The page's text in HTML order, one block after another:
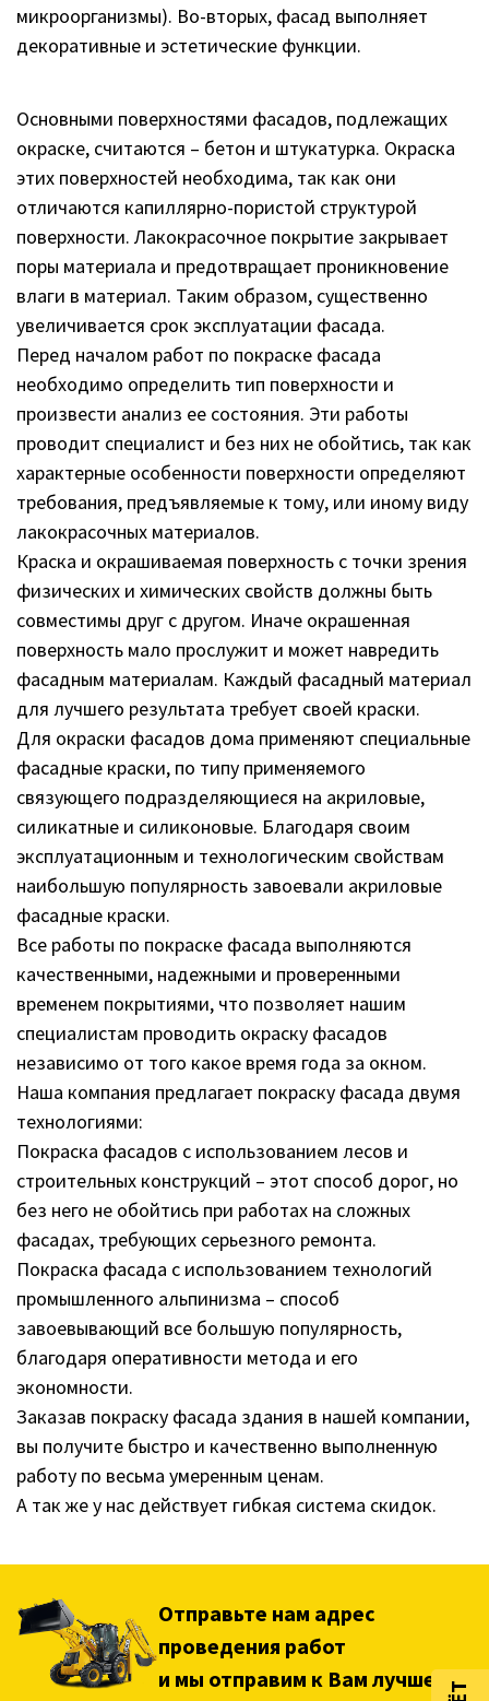
микроорганизмы). Во-вторых, фасад выполняет
декоративные и эстетические функции.
Основными поверхностями фасадов, подлежащих
окраске, считаются – бетон и штукатурка. Окраска
этих поверхностей необходима, так как они
отличаются капиллярно-пористой структурой
поверхности. Лакокрасочное покрытие закрывает
поры материала и предотвращает проникновение
влаги в материал. Таким образом, существенно
увеличивается срок эксплуатации фасада.
Перед началом работ по покраске фасада
необходимо определить тип поверхности и
произвести анализ ее состояния. Эти работы
проводит специалист и без них не обойтись, так как
характерные особенности поверхности определяют
требования, предъявляемые к тому, или иному виду
лакокрасочных материалов.
Краска и окрашиваемая поверхность с точки зрения
физических и химических свойств должны быть
совместимы друг с другом. Иначе окрашенная
поверхность мало прослужит и может навредить
фасадным материалам. Каждый фасадный материал
для лучшего результата требует своей краски.
Для окраски фасадов дома применяют специальные
фасадные краски, по типу применяемого
связующего подразделяющиеся на акриловые,
силикатные и силиконовые. Благодаря своим
эксплуатационным и технологическим свойствам
наибольшую популярность завоевали акриловые
фасадные краски.
Все работы по покраске фасада выполняются
качественными, надежными и проверенными
временем покрытиями, что позволяет нашим
специалистам проводить окраску фасадов
независимо от того какое время года за окном.
Наша компания предлагает покраску фасада двумя
технологиями:
Покраска фасадов с использованием лесов и
строительных конструкций – этот способ дорог, но
без него не обойтись при работах на сложных
фасадах, требующих серьезного ремонта.
Покраска фасада с использованием технологий
промышленного альпинизма – способ
завоевывающий все большую популярность,
благодаря оперативности метода и его
экономности.
Заказав покраску фасада здания в нашей компании,
вы получите быстро и качественно выполненную
работу по весьма умеренным ценам.
А так же у нас действует гибкая система скидок.
Отправьте нам адрес
проведения работ
и мы отправим к Вам лучшего